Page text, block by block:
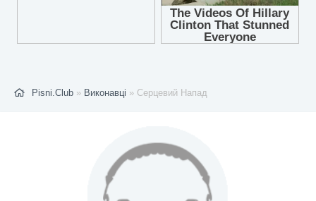
Pisni.Club » Виконавці » Серцевий Напад